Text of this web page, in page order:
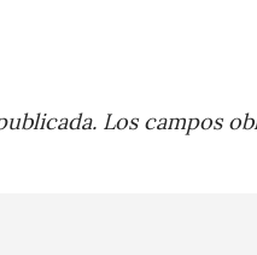
Los campos